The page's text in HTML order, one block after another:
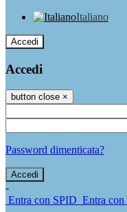
Italiano
Accedi
Accedi
button close ×
Password dimenticata?
-
Entra con SPID Entra con